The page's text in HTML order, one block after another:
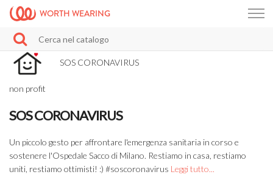
WORTH WEARING
SOS CORONAVIRUS
non profit
SOS CORONAVIRUS
Un piccolo gesto per affrontare l'emergenza sanitaria in corso e
sostenere l'Ospedale Sacco di Milano. Restiamo in casa, restiamo
uniti, restiamo ottimisti! :) #soscoronavirus Leggi tutto...